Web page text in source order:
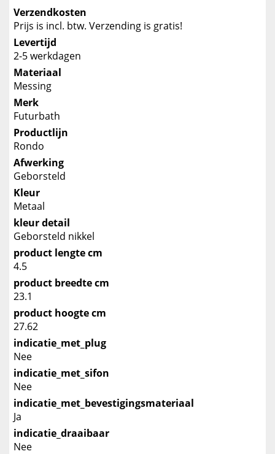
Verzendkosten
Prijs is incl. btw. Verzending is gratis!
Levertijd
2-5 werkdagen
Materiaal
Messing
Merk
Futurbath
Productlijn
Rondo
Afwerking
Geborsteld
Kleur
Metaal
kleur detail
Geborsteld nikkel
product lengte cm
4.5
product breedte cm
23.1
product hoogte cm
27.62
indicatie_met_plug
Nee
indicatie_met_sifon
Nee
indicatie_met_bevestigingsmateriaal
Ja
indicatie_draaibaar
Nee